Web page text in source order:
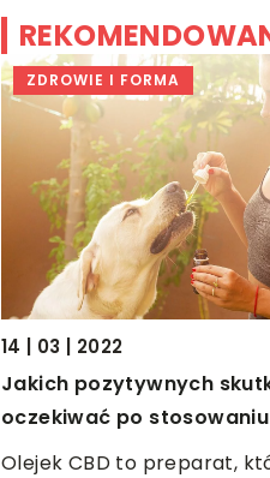
ZDROWIE I FORMA
14 | 03 | 2022
Jakich pozytywnych
oczekiwać po stosowaniu
Olejek CBD to preparat,